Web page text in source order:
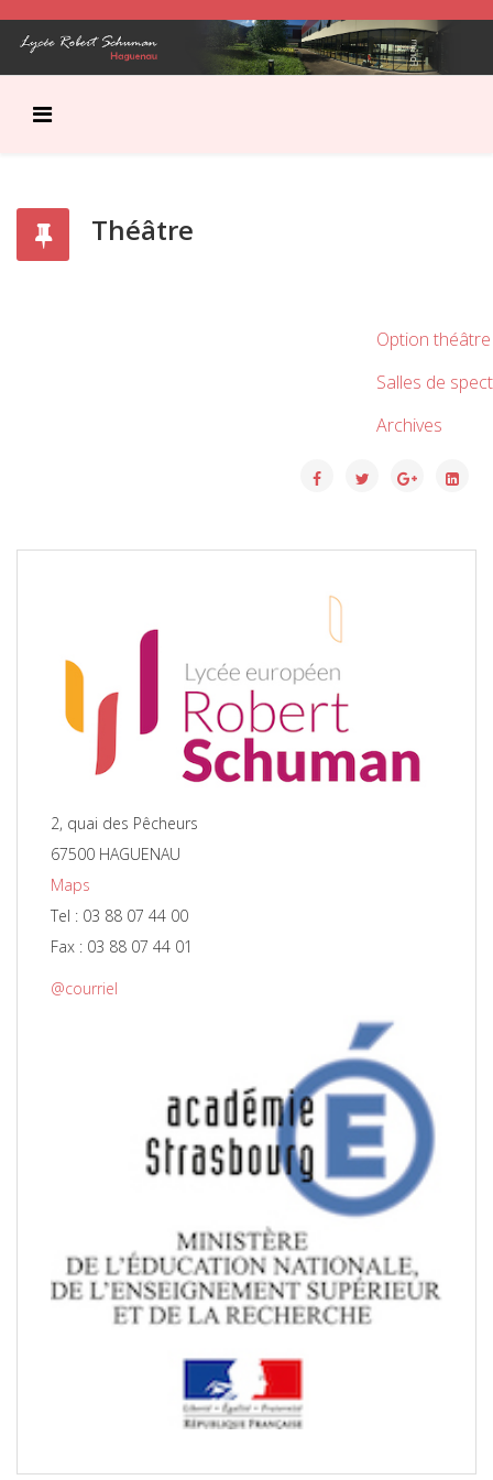
Théâtre
Option théâtre
Salles de
Archives
2, quai des Pêcheurs
67500 HAGUENAU
Maps
Tel : 03 88 07 44 00
Fax : 03 88 07 44 01
@courriel